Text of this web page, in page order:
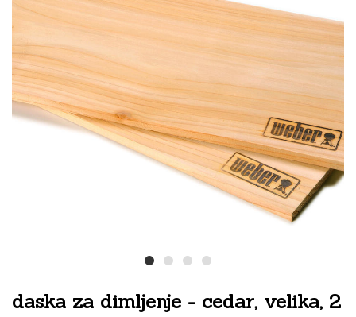
daska za dimljenje - cedar, velika, 2